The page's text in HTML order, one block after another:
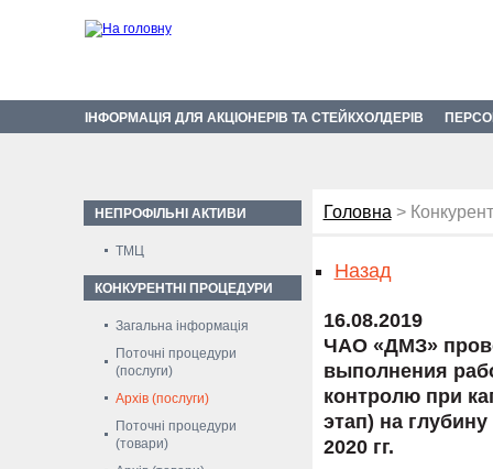
ІНФОРМАЦІЯ ДЛЯ АКЦІОНЕРІВ ТА СТЕЙКХОЛДЕРІВ
НЕПРОФІЛЬНІ АКТИВИ
ТМЦ
КОНКУРЕНТНІ ПРОЦЕДУРИ
Загальна інформація
Поточні процедури
(послуги)
Архів (послуги)
Поточні процедури
(товари)
Головна >
Назад
16.08.2019
ЧАО «ДМЗ»
выполнения
контролю при
этап) на
2020 гг.